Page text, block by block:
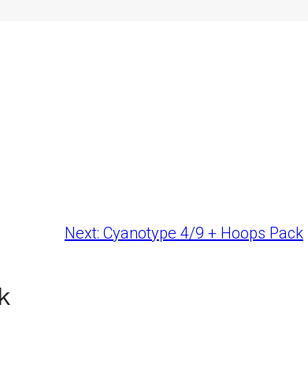
Next: Cyanotype 4/9 + Hoops Pack